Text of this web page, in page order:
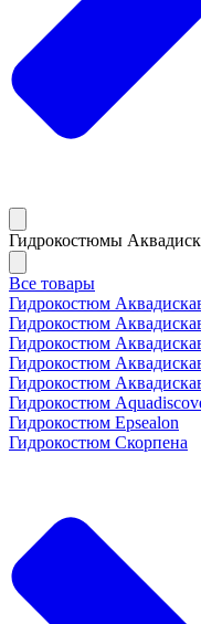
Гидрокостюмы
Все товары
Гидрокостюм
Гидрокостюм
Гидрокостюм
Гидрокостюм
Гидрокостюм
Гидрокостюм
Гидрокостюм Epsealon
Гидрокостюм Скорпена